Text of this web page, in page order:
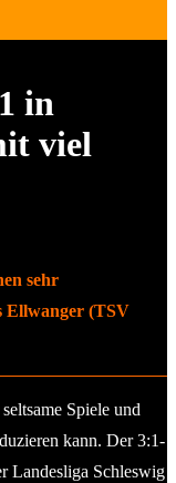
in
viel
sehr
Ellwanger (TSV
Spiele und
kann. Der 3:1-
Landesliga Schleswig